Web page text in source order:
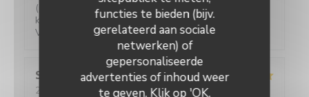
functies te bieden (bijv.
gerelateerd aan sociale
netwerken) of
gepersonaliseerde
advertenties of inhoud weer
te geven. Klik op 'OK,
(plat of bruis) is gratis. 2-persoons tafeltjes zijn wat
klein maar ze hebben ook niet veel ruimte.
Vriendelijke bediening!
Sylviane
R
2026-05-25
- 13:00 - Gasten 2